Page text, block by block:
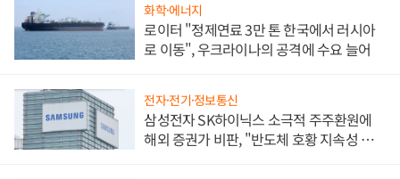
화학·에너지
로이터 "정제연료 3만 톤 한국에서 러시아
로 이동", 우크라이나의 공격에 수요 늘어
전자·전기·정보통신
삼성전자 SK하이닉스 소극적 주주환원에
해외 증권가 비판, "반도체 호황 지속성 의